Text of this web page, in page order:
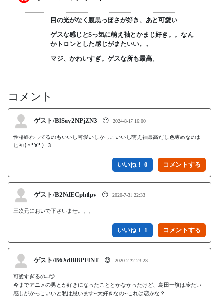
目の光がなく腹黒っぽさが好き、あと可愛い
ゲスな感じとSっ気に萌え袖とかまじ好き。。なん
かトロンとした感じがまたいい。。
マジ、かわいすぎ。ゲスな所も最高。
コメント
ゲスト/BlSuy2NPjZN3 😶 2024-8-17 16:00
性格終わってるのもいいし可愛いしかっこいいし萌え袖最高だし色薄めなのま
じ神(*°∀°)=3
いいね！ 0
ゲスト/B2NdECphtlpv 😶 2020-7-31 22:33
三次元においで下さいませ。。。
いいね！ 1
ゲスト/B6XdBl8PElNT 😍 2020-2-22 23:23
可愛すぎるの…🥺
今までアニメの男とか好きになったこととかなかったけど、島田一旗は冷たい
感じがかっこいいと私は思います~大好きなの~これは恋かな？